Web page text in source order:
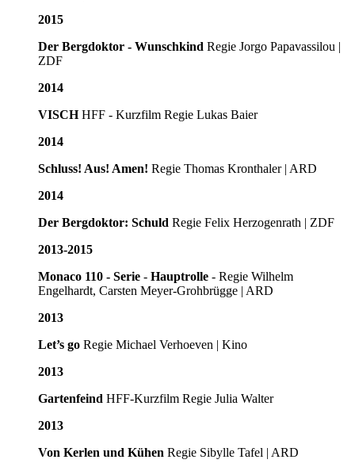
2015
Der Bergdoktor - Wunschkind Regie Jorgo Papavassilou |
ZDF
2014
VISCHHFF - Kurzfilm Regie Lukas Baier
2014
Schluss! Aus! Amen! Regie Thomas Kronthaler | ARD
2014
Der Bergdoktor: Schuld Regie Felix Herzogenrath | ZDF
2013-2015
Monaco 110 - Serie - Hauptrolle - Regie Wilhelm
Engelhardt, Carsten Meyer-Grohbrügge | ARD
2013
Let’s go Regie Michael Verhoeven | Kino
2013
Gartenfeind HFF-Kurzfilm Regie Julia Walter
2013
Von Kerlen und Kühen Regie Sibylle Tafel | ARD